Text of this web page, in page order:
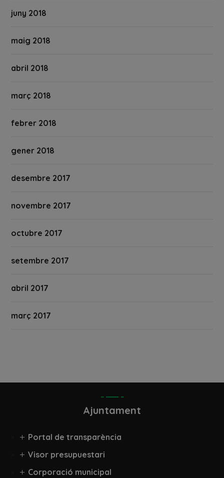
juny 2018
maig 2018
abril 2018
març 2018
febrer 2018
gener 2018
desembre 2017
novembre 2017
octubre 2017
setembre 2017
abril 2017
març 2017
Ajuntament
Portal de transparència
Visor presupuestari
Corporació municipal